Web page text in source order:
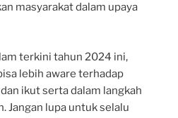
masyarakat dalam upaya
terkini tahun 2024 ini,
lebih aware terhadap
ikut serta dalam langkah
Jangan lupa untuk selalu